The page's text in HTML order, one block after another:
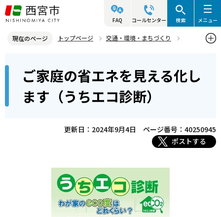
こ
の
ジ
頭
FAQ コールセンター 検索 メニュー
現在のページ トップページ
交通・環境・まちづくり
ご家庭の省エネを見える化します（うちエコ診断）
ご家庭の省エネを見える化し
ます（うちエコ診断）
更新日：2024年9月4日
ページ番号：40250945
ポストする